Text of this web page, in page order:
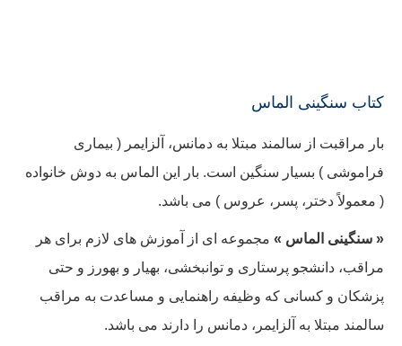
کتاب سنگینی الماس
بار مراقبت از سالمند مبتلا به دمانس، آلزایمر ( بیماری
فراموشی ) بسیار سنگین است. بار این الماس به دوش خانواده
( معمولاً دختر، پسر، عروس ) می باشد.
« سنگینی الماس » مجموعه ای از آموزش های لازم برای هر
مراقب، دانشجو پرستاری و توانبخشی، بهیار و بهورز و حتی
پزشکان و کسانی که وظیفه راهنمایی و مساعدت به مراقب
سالمند مبتلا به آلزایمر، دمانس را دارند می باشد.